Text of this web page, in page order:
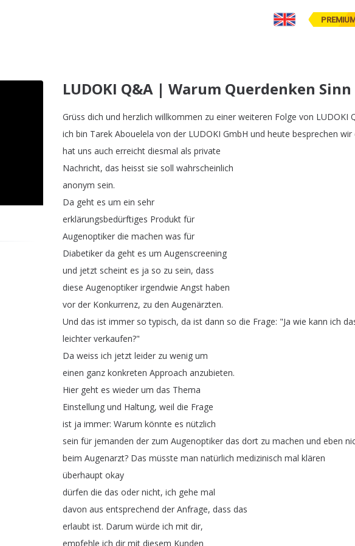
LUDOKI Q&A | Warum Querdenken
Grüss dich und herzlich willkommen zu einer weiteren Folge von LUDOKI
ich bin Tarek Abouelela von der LUDOKI GmbH und heute besprechen wir
hat uns auch erreicht diesmal als private
Nachricht, das heisst sie soll wahrscheinlich
anonym sein.
Da geht es um ein sehr
erklärungsbedürftiges Produkt für
Augenoptiker die machen was für
Diabetiker da geht es um Augenscreening
und jetzt scheint es ja so zu sein, dass
diese Augenoptiker irgendwie Angst haben
vor der Konkurrenz, zu den Augenärzten.
Und das ist immer so typisch, da ist dann so die Frage: "Ja wie kann ich
leichter verkaufen?"
Da weiss ich jetzt leider zu wenig um
einen ganz konkreten Approach anzubieten.
Hier geht es wieder um das Thema
Einstellung und Haltung, weil die Frage
ist ja immer: Warum könnte es nützlich
sein für jemanden der zum Augenoptiker das dort zu machen und eben
beim Augenarzt? Das müsste man natürlich medizinisch mal klären
überhaupt okay
dürfen die das oder nicht, ich gehe mal
davon aus entsprechend der Anfrage, dass das
erlaubt ist. Darum würde ich mit dir,
empfehle ich dir mit diesem Kunden